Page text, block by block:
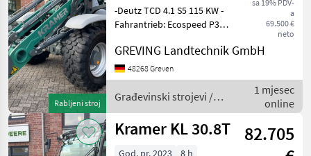
Rabljeni stroj
sa 19% PDV-
a
69.500 €
neto
-Deutz TCD 4.1 S5 115 KW -
Fahrantrieb: Ecospeed P370
Schaufelkipplast: 5.600 kg -
Betriebsgewicht: ca. 11.200
kg -Überladehöhe: 3.950
mm -Allradlenkung /
GREVING Landtechnik GmbH
48268 Greven
Građevinski strojevi /
Kramer
1 mjesec
online
Kramer KL 30.8T
82.705
God. pr. 2023 8 h